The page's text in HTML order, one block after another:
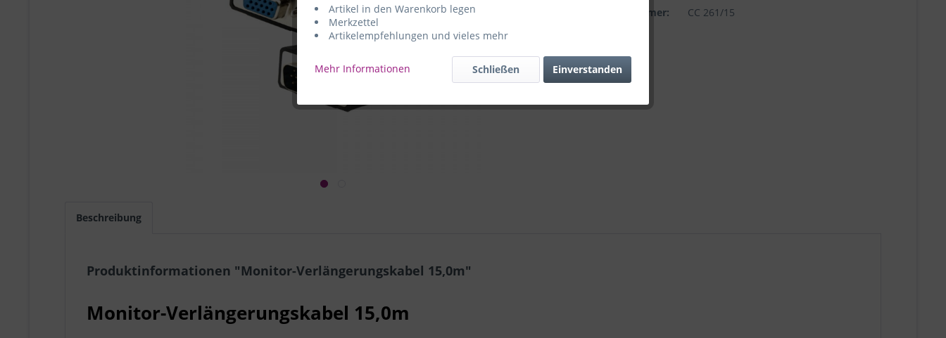
e+p Artikelnummer: CC 261/15
Beschreibung
Produktinformationen "Monitor-Verlängerungskabel 15,0m"
Monitor-Verlängerungskabel 15,0m
Artikel in den Warenkorb legen
Merkzettel
Artikelempfehlungen und vieles mehr
Mehr Informationen Einverstanden
Schließen